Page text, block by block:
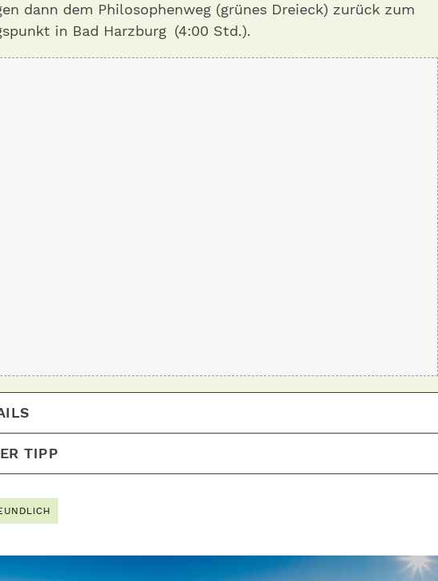
dann dem Philosophenweg (grünes Dreieck) zurück zum
in Bad Harzburg (4:00 Std.).
TIPP